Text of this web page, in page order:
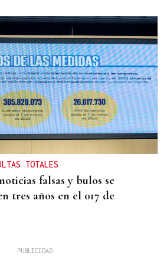
TOTALES
falsas y bulos se
tres años en el 017 de